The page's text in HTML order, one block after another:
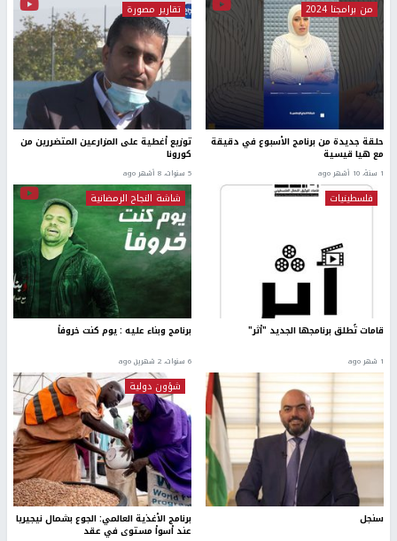
من برامجنا 2024
حلقة جديدة من برنامج الأسبوع في دقيقة
مع هيا قيسية
1 سنة، 10 أشهر ago
تقارير مصورة
توزيع أغطية على المزارعين المتضررين من
كورونا
5 سنوات، 8 أشهر ago
فلسطينيات
قامات تُطلق برنامجها الجديد "أثر"
1 شهر ago
شاشة النجاح الرمضانية
برنامج وبناء عليه : يوم كنت خروفاً
6 سنوات، 2 شهرين ago
سنجل
شؤون دولية
برنامج الأغذية العالمي: الجوع بشمال نيجيريا
عند أسوأ مستوى في عقد